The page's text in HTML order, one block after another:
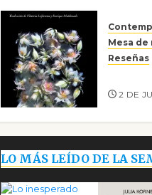
Mesa de
Reseñas
2 DE
LO MÁS LEÍDO DE LA